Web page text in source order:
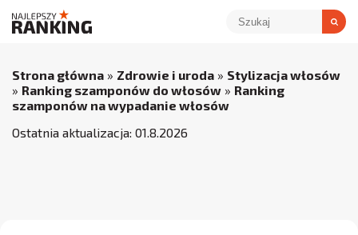
Strona główna » Zdrowie i uroda » Stylizacja włosów
» Ranking szamponów do włosów » Ranking
szamponów na wypadanie włosów
Ostatnia aktualizacja: 01.8.2026